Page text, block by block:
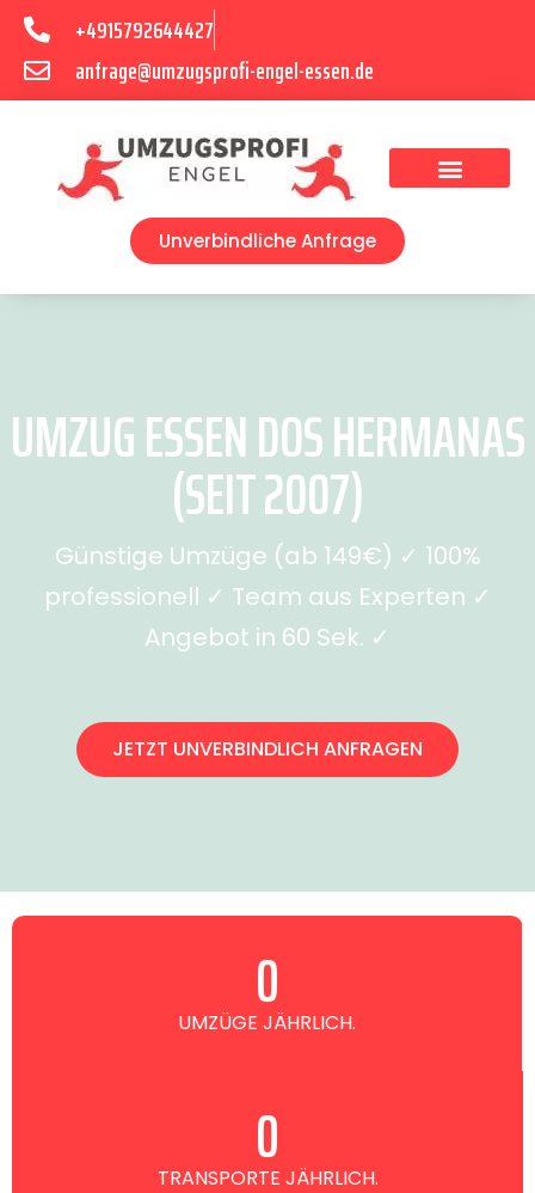
+4915792644427
anfrage@umzugsprofi-engel-essen.de
Unverbindliche Anfrage
UMZUG ESSEN DOS HERMANAS
(SEIT 2007)
Günstige Umzüge (ab 149€) ✓ 100%
professionell ✓ Team aus Experten ✓
Angebot in 60 Sek. ✓
JETZT UNVERBINDLICH ANFRAGEN
UMZÜGE JÄHRLICH.
0
TRANSPORTE JÄHRLICH.
0